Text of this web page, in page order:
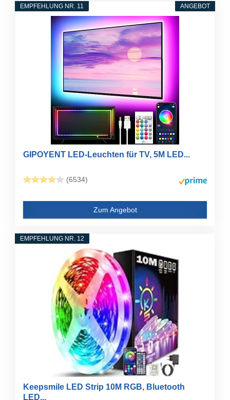
ANGEBOT
EMPFEHLUNG NR. 11
GIPOYENT LED-Leuchten für TV, 5M LED...
(6534)
Zum Angebot
EMPFEHLUNG NR. 12
Keepsmile LED Strip 10M RGB, Bluetooth
LED...